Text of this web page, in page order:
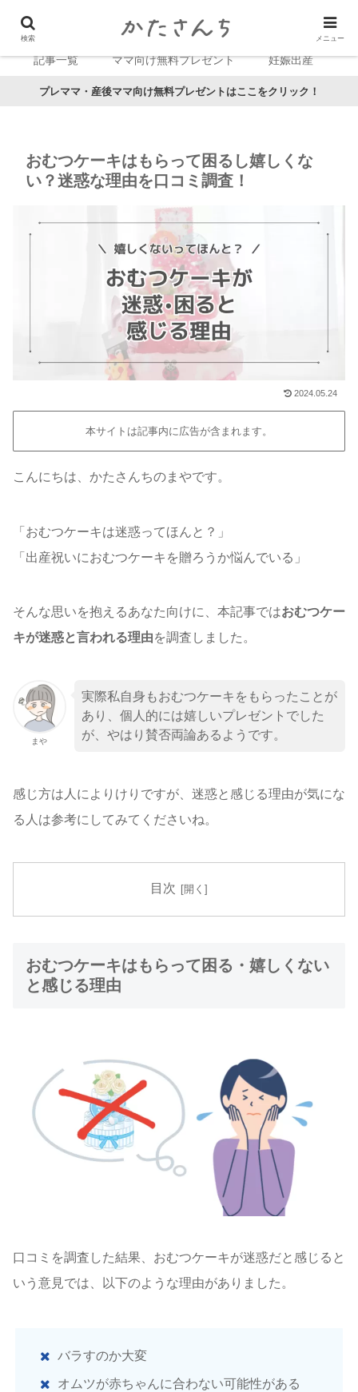
記事一覧 ママ向け無料プレゼント 妊娠出産
プレママ・産後ママ向け無料プレゼントはここをクリック！
おむつケーキはもらって困るし嬉しくな
い？迷惑な理由を口コミ調査！
2024.05.24
本サイトは記事内に広告が含まれます。
こんにちは、かたさんちのまやです。
「おむつケーキは迷惑ってほんと？」
「出産祝いにおむつケーキを贈ろうか悩んでいる」
そんな思いを抱えるあなた向けに、本記事ではおむつケー
キが迷惑と言われる理由を調査しました。
まや
実際私自身もおむつケーキをもらったことが
あり、個人的には嬉しいプレゼントでした
が、やはり賛否両論あるようです。
感じ方は人によりけりですが、迷惑と感じる理由が気にな
る人は参考にしてみてくださいね。
目次
おむつケーキはもらって困る・嬉しくない
と感じる理由
口コミを調査した結果、おむつケーキが迷惑だと感じると
いう意見では、以下のような理由がありました。
バラすのか大変
オムツが赤ちゃんに合わない可能性がある
検索 メニュー